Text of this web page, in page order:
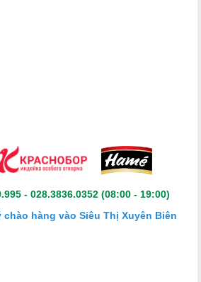
- 028.3836.0352 (08:00 - 19:00)
chào hàng vào Siêu Thị Xuyên Biên